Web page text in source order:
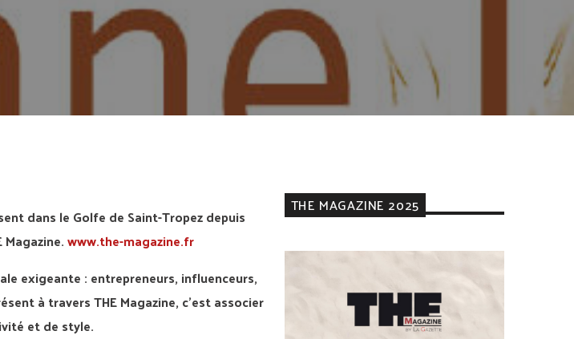
dans le Golfe de Saint-Tropez depuis
www.the-magazine.fr
exigeante : entrepreneurs, influenceurs,
à travers THE Magazine, c’est associer
et de style.
THE MAGAZINE 2025